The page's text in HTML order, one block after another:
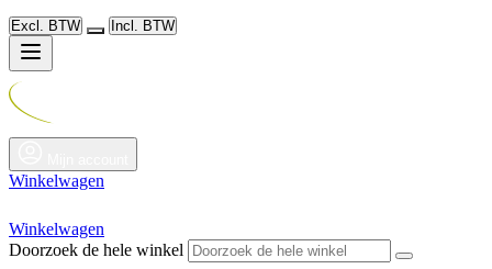
Excl. BTW Incl. BTW
Winkelwagen
Winkelwagen
Doorzoek de hele winkel